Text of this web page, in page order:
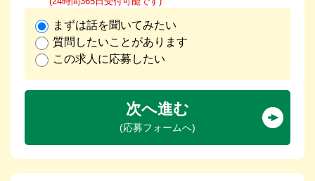
まずは話を聞いてみたい
質問したいことがあります
この求人に応募したい
次へ進む
(応募フォームへ)